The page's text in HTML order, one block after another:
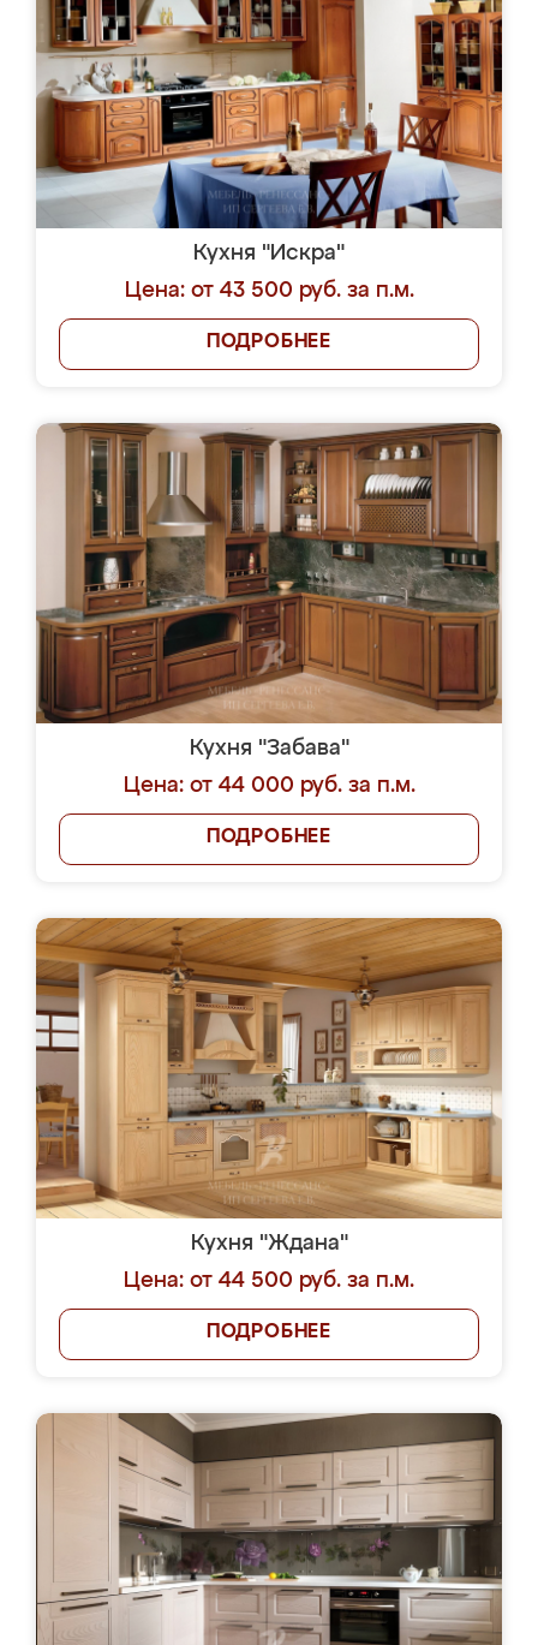
Кухня "Искра"
Цена: от 43 500 руб. за п.м.
ПОДРОБНЕЕ
Кухня "Забава"
Цена: от 44 000 руб. за п.м.
ПОДРОБНЕЕ
Кухня "Ждана"
Цена: от 44 500 руб. за п.м.
ПОДРОБНЕЕ